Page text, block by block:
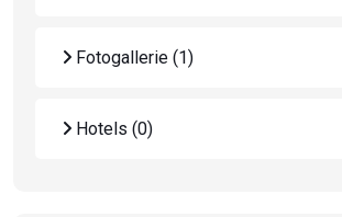
Fotogallerie (1)
Hotels (0)